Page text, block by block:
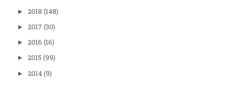
► 2018 (148)
► 2017 (30)
► 2016 (16)
► 2015 (99)
► 2014(9)